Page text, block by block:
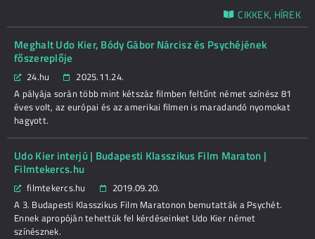
CIKKEK, HÍREK
Meghalt Udo Kier, Bódy Gábor Nárcisz és Psychéjének
főszereplője
24.hu
2025.11.24.
A pályája során több mint kétszáz filmben feltűnt német színész 81
éves volt, az európai és az amerikai filmen is maradandó nyomokat
hagyott.
Udo Kier interjú | Budapesti Klasszikus Film Maraton |
Filmtekercs.hu
filmtekercs.hu
2019.09.20.
A 3. Budapesti Klasszikus Film Maratonon bemutatták a Psychét.
Ennek apropóján tehettük fel kérdéseinket Udo Kier német
színésznek.